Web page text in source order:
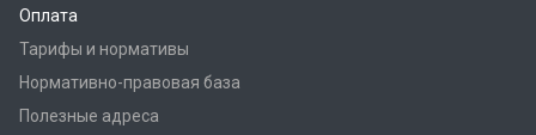
Оплата
Тарифы и нормативы
Нормативно-правовая база
Полезные адреса